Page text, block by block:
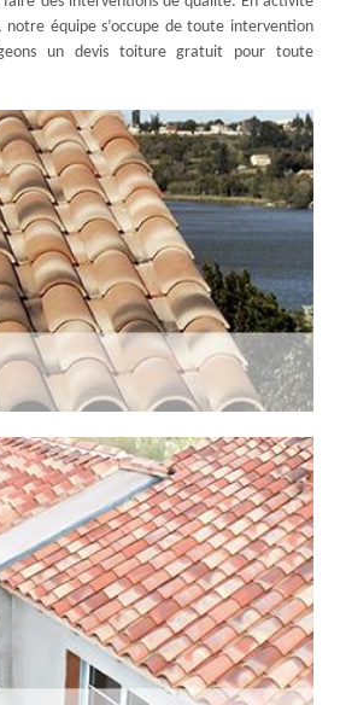
équipe s’occupe de toute intervention
un devis toiture gratuit pour toute